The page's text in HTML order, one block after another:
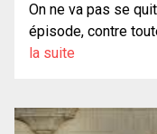
On ne va pas se
épisode, contre
la suite